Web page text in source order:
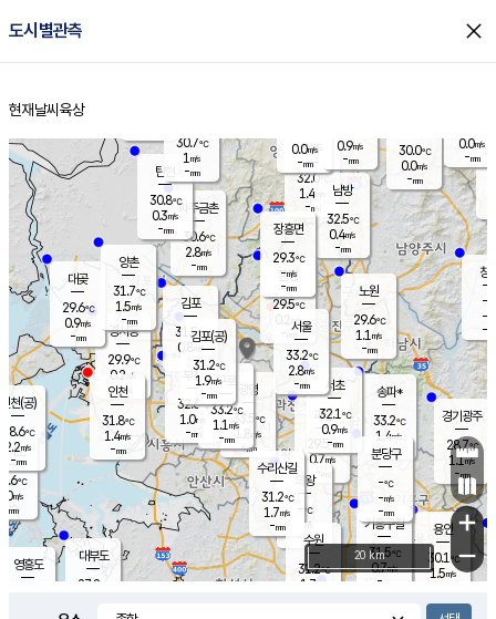
도시별관측 close
홈
현재날씨 육상
의도
℃
m/s
mm
영흥도
양주
32.0℃
1.4
-mm
과천
29.5℃
0.7m/s
- mm
용인
30.1℃
1.5m/s
경기광주
28.7℃
1.1m/s
-mm
대부도
27.8
경서동
29.9℃
0.2 m/s
-mm
파주금촌
30.6℃
2.8m/s
-mm
30.0℃
0.0m/s
-mm
대곶
29.6℃
0.9m/s
-mm
창
-
-m/
-
탄현
30.8℃
0.3m/s
-mm
0.0m/s
-mm
의왕
- ℃
m/s
mm
김포
31.5℃
0.8 m/s
mm
광명
33.5 ℃
1.8 m/s
-mm
부천
32.6℃
1.0m/s
-mm
양촌
31.7℃
1.5m/s
-mm
구로
33.2℃
1.1 m/s
-mm
은평
29.5℃
0.2 m/s
- mm
노원
29.6℃
1.1 m/s
-mm
송파*
33.2℃
1.4m/s
-mm
서초
32.1℃
0.9m/s
-mm
남방
32.5℃
0.4m/s
-mm
기흥구갈
31.5℃
0.7m/s
-
수리산길
31.2℃
1.7m/s
-mm
분당구
-℃
-m/s
-mm
장흥면
29.3℃
-m/s
-mm
0.0m/s
-mm
인천(공)
28.6℃
2.2m/s
-mm
김포(공)
31.2℃
1.9m/s
-mm
수원
31.2℃
1.7 m/s
인천
31.8℃
1.4m/s
-mm
서울
33.2℃
2.8m/s
-mm
30.7℃
1 m/s
-mm
0.9m/s
-mm
+
−
20 km